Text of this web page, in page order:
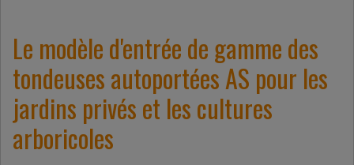
Le modèle d'entrée de gamme des
tondeuses autoportées AS pour les
jardins privés et les cultures
arboricoles